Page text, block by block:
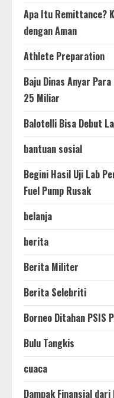
Apa Itu Remittance?
dengan Aman
Athlete Preparation
Baju Dinas Anyar
25 Miliar
Balotelli Bisa Debut
bantuan sosial
Begini Hasil Uji Lab
Fuel Pump Rusak
belanja
berita
Berita Militer
Berita Selebriti
Borneo Ditahan PSIS
Bulu Tangkis
cuaca
Dampak Finansial